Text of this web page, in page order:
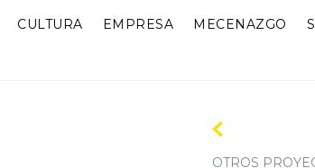
CULTURA EMPRESA MECENAZGO
OTROS